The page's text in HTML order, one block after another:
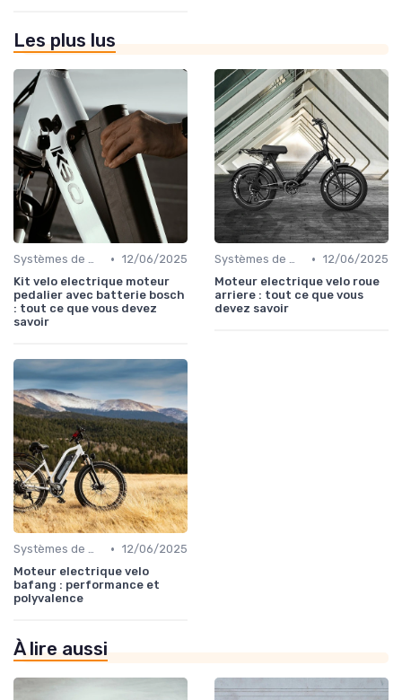
Les plus lus
Systèmes de motorisation • 12/06/2025
Kit velo electrique moteur
pedalier avec batterie bosch
: tout ce que vous devez
savoir
Systèmes de motorisation • 12/06/2025
Moteur electrique velo roue
arriere : tout ce que vous
devez savoir
Systèmes de motorisation • 12/06/2025
Moteur electrique velo
bafang : performance et
polyvalence
À lire aussi